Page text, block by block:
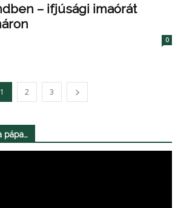
– ifjúsági imaórát
0
1 2 3
pápa…